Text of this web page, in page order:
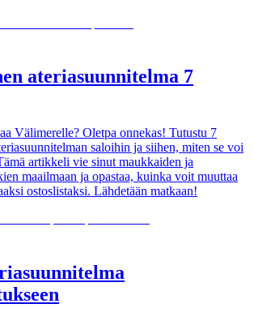
ateriasuunnitelma 7
Välimerelle? Oletpa onnekas! Tutustu 7
saloihin ja siihen, miten se voi
artikkeli vie sinut maukkaiden ja
maailmaan ja opastaa, kuinka voit muuttaa
ostoslistaksi. Lähdetään matkaan!